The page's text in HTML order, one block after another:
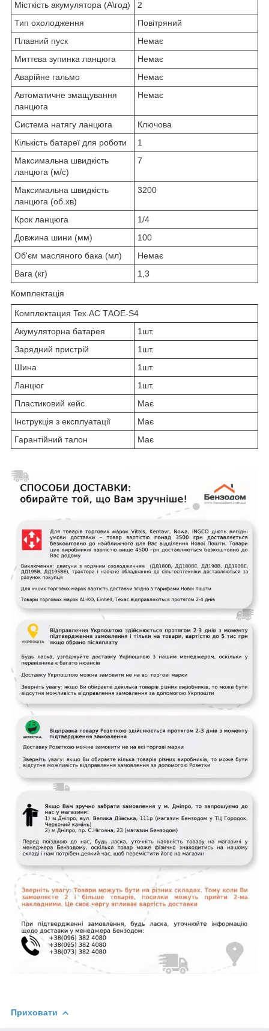
Місткість акумулятора (А\год)
2
Тип охолодження
Повітряний
Плавний пуск
Немає
Миттєва зупинка ланцюга
Немає
Аварійне гальмо
Немає
Автоматичне змащування
ланцюга
Немає
Система натягу ланцюга
Ключова
Кількість батареї для роботи
1
Максимальна швидкість
ланцюга (м/с)
7
Максимальна швидкість
ланцюга (об.хв)
3200
Крок ланцюга
1/4
Довжина шини (мм)
100
Об'єм масляного бака (мл)
Немає
Вага (кг)
1,3
Комплектація
Комплектация Tex.AC ТАOE-S4
Акумуляторна батарея
1шт.
Зарядний пристрій
1шт.
Шина
1шт.
Ланцюг
1шт.
Пластиковий кейс
Має
Інструкція з експлуатації
Має
Гарантійний талон
Має
Приховати